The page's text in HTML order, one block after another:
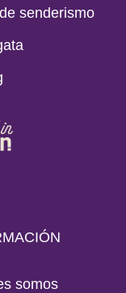
senderismo
somos